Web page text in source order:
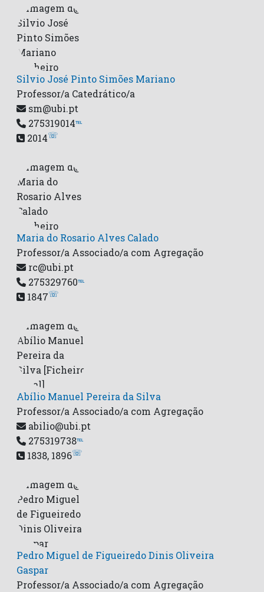
Silvio José Pinto Simões Mariano
Professor/a Catedrático/a
sm@ubi.pt
275319014℡
2014☏
Maria do Rosario Alves Calado
Professor/a Associado/a com Agregação
rc@ubi.pt
275329760℡
1847☏
Abílio Manuel Pereira da Silva
Professor/a Associado/a com Agregação
abilio@ubi.pt
275319738℡
1838, 1896☏
Pedro Miguel de Figueiredo Dinis Oliveira
Gaspar
Professor/a Associado/a com Agregação